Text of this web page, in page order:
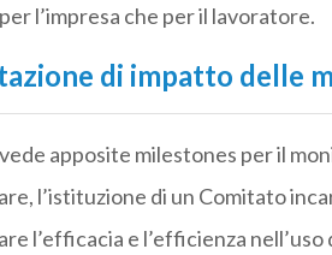
l’impresa che per il lavoratore.
di impatto delle
apposite milestones per il
l’istituzione di un Comitato
l’efficacia e l’efficienza